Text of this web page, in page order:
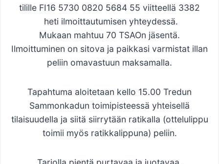
tilille FI16 5730 0820 5684 55 viitteellä 3382
heti ilmoittautumisen yhteydessä.
Mukaan mahtuu 70 TSAOn jäsentä.
Ilmoittuminen on sitova ja paikkasi varmistat illan
peliin omavastuun maksamalla.
Tapahtuma aloitetaan kello 15.00 Tredun
Sammonkadun toimipisteessä yhteisellä
tilaisuudella ja siitä siirrytään ratikalla (ottelulippu
toimii myös ratikkalippuna) peliin.